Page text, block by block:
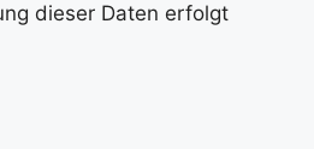
dieser Daten erfolgt